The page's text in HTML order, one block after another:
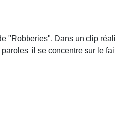
"Robberies". Dans un clip
il se concentre sur le